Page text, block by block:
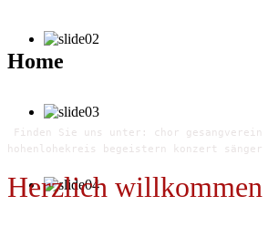
Home
Finden Sie uns unter: chor
hohenlohekreis begeistern konzert
Herzlich willkommen